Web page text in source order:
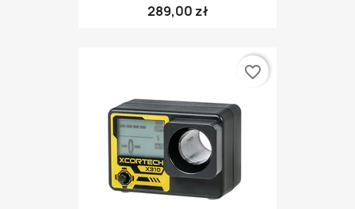
289,00 zł
favorite_border